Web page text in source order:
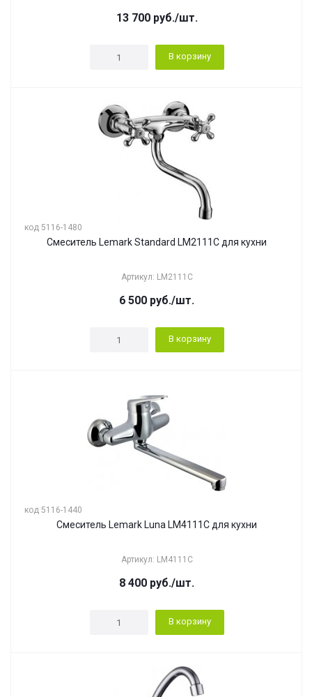
13 700руб./шт.
В корзину
код 5116-1480
Смеситель Lemark Standard LM2111C для кухни
Артикул: LM2111C
6 500 руб./шт.
В корзину
код 5116-1440
Смеситель Lemark Luna LM4111C для кухни
Артикул: LM4111C
8 400 руб./шт.
В корзину